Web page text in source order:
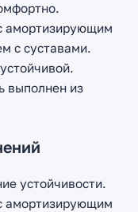
амортизирующим
с суставами.
выполнен из
устойчивости.
амортизирующим